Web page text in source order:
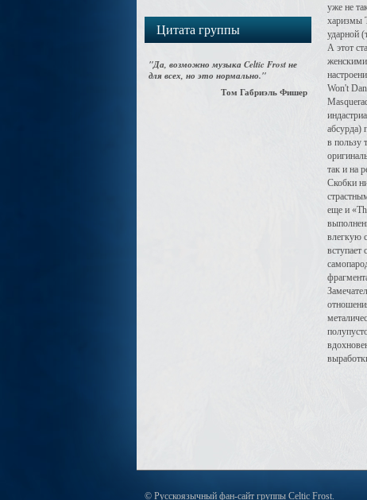
Цитата группы
"Да, возможно музыка Celtic Frost не
для всех, но это нормально."
Том Габриэль Фишер
уже не
харизмы
ударной
А этот
Won't
абсурда)
в пользу
так и на
Скобки
еще и
влегкую
вступает
© Русскоязычный фан-сайт группы Celtic Frost.